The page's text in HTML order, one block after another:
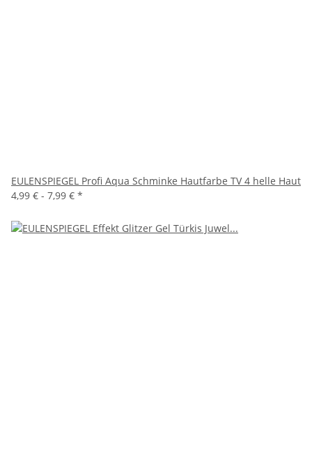
EULENSPIEGEL Profi Aqua Schminke Hautfarbe TV 4 helle Haut
4,99 € - 7,99 € *